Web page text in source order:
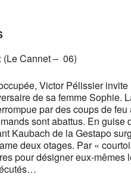
(Le Cannet – 06)
Victor Pélissier invite
de sa femme Sophie.
par des coups de feu
sont abattus. En guise
Kaubach de la Gestapo
deux otages. Par «
pour désigner eux-mêmes